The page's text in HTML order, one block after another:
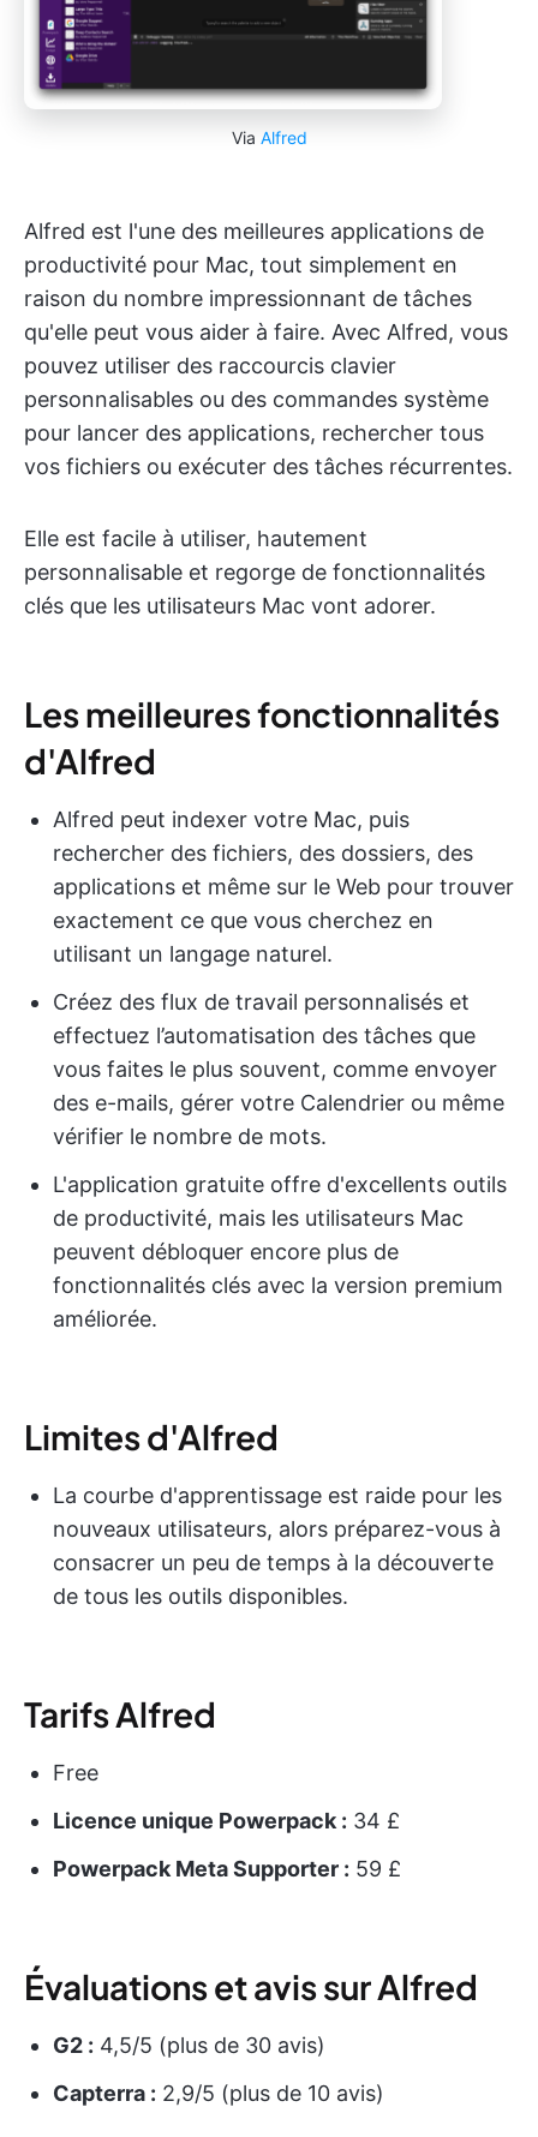
Via Alfred
Alfred est l'une des meilleures applications de
productivité pour Mac, tout simplement en
raison du nombre impressionnant de tâches
qu'elle peut vous aider à faire. Avec Alfred, vous
pouvez utiliser des raccourcis clavier
personnalisables ou des commandes système
pour lancer des applications, rechercher tous
vos fichiers ou exécuter des tâches récurrentes.
Elle est facile à utiliser, hautement
personnalisable et regorge de fonctionnalités
clés que les utilisateurs Mac vont adorer.
Les meilleures fonctionnalités
d'Alfred
Alfred peut indexer votre Mac, puis
rechercher des fichiers, des dossiers, des
applications et même sur le Web pour trouver
exactement ce que vous cherchez en
utilisant un langage naturel.
Créez des flux de travail personnalisés et
effectuez l’automatisation des tâches que
vous faites le plus souvent, comme envoyer
des e-mails, gérer votre Calendrier ou même
vérifier le nombre de mots.
L'application gratuite offre d'excellents outils
de productivité, mais les utilisateurs Mac
peuvent débloquer encore plus de
fonctionnalités clés avec la version premium
améliorée.
Limites d'Alfred
La courbe d'apprentissage est raide pour les
nouveaux utilisateurs, alors préparez-vous à
consacrer un peu de temps à la découverte
de tous les outils disponibles.
Tarifs Alfred
Free
Licence unique Powerpack : 34 £
Powerpack Meta Supporter : 59 £
Évaluations et avis sur Alfred
G2 : 4,5/5 (plus de 30 avis)
Capterra : 2,9/5 (plus de 10 avis)